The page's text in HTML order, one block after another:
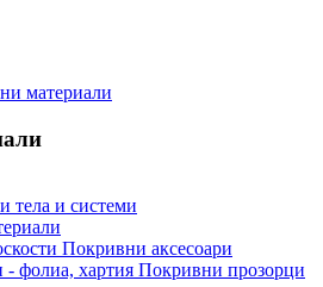
материали
тела и системи
Покривни аксесоари
фолиа, хартия Покривни прозорци